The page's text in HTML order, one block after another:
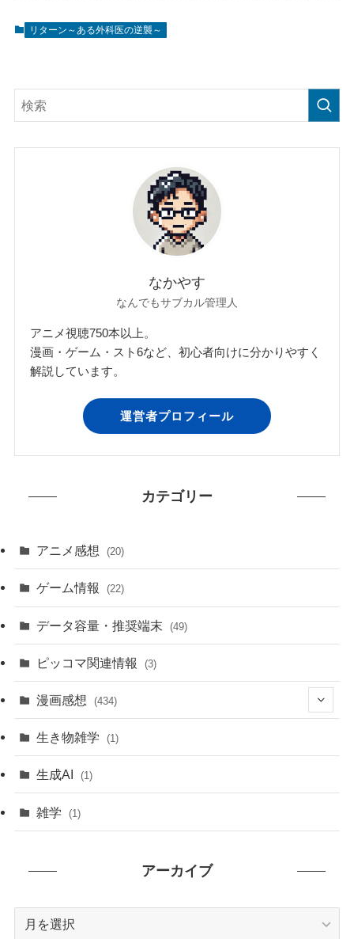
リターン～ある外科医の逆襲～
なかやす
なんでもサブカル管理人
アニメ視聴750本以上。
漫画・ゲーム・スト6など、初心者向けに分かりやすく
解説しています。
運営者プロフィール
カテゴリー
アニメ感想 (20)
ゲーム情報 (22)
データ容量・推奨端末 (49)
ピッコマ関連情報 (3)
漫画感想 (434)
(20)
(7)
生き物雑学 (1)
生成AI (1)
雑学 (1)
アーカイブ